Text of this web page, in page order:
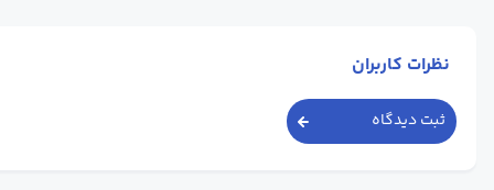
نظرات کاربران
ثبت دیدگاه